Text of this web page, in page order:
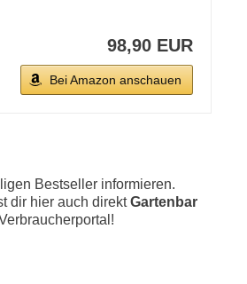
98,90 EUR
Bei Amazon anschauen
Bestseller informieren.
dir hier auch direktGartenbar